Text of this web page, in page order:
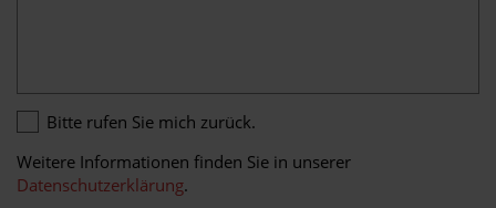
Bitte rufen Sie mich zurück.
Weitere Informationen finden Sie in unserer
Datenschutzerklärung.